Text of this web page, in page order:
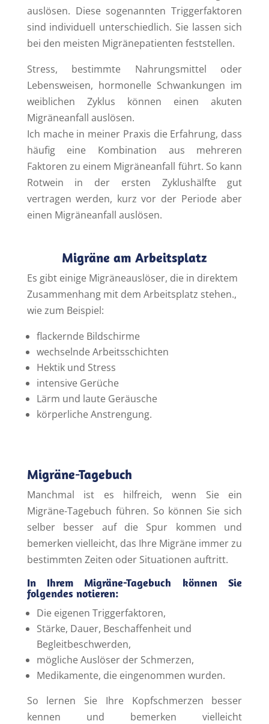
auslösen. Diese sogenannten Triggerfaktoren
sind individuell unterschiedlich. Sie lassen sich
bei den meisten Migränepatienten feststellen.
Stress, bestimmte Nahrungsmittel oder
Lebensweisen, hormonelle Schwankungen im
weiblichen Zyklus können einen akuten
Migräneanfall auslösen.
Ich mache in meiner Praxis die Erfahrung, dass
häufig eine Kombination aus mehreren
Faktoren zu einem Migräneanfall führt. So kann
Rotwein in der ersten Zyklushälfte gut
vertragen werden, kurz vor der Periode aber
einen Migräneanfall auslösen.
Migräne am Arbeitsplatz
Es gibt einige Migräneauslöser, die in direktem
Zusammenhang mit dem Arbeitsplatz stehen.,
wie zum Beispiel:
flackernde Bildschirme
wechselnde Arbeitsschichten
Hektik und Stress
intensive Gerüche
Lärm und laute Geräusche
körperliche Anstrengung.
Migräne-Tagebuch
Manchmal ist es hilfreich, wenn Sie ein
Migräne-Tagebuch führen. So können Sie sich
selber besser auf die Spur kommen und
bemerken vielleicht, das Ihre Migräne immer zu
bestimmten Zeiten oder Situationen auftritt.
In Ihrem Migräne-Tagebuch können Sie
folgendes notieren:
Die eigenen Triggerfaktoren,
Stärke, Dauer, Beschaffenheit und
Begleitbeschwerden,
mögliche Auslöser der Schmerzen,
Medikamente, die eingenommen wurden.
So lernen Sie Ihre Kopfschmerzen besser
kennen und bemerken vielleicht